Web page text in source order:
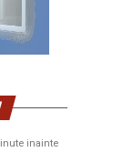
inainte